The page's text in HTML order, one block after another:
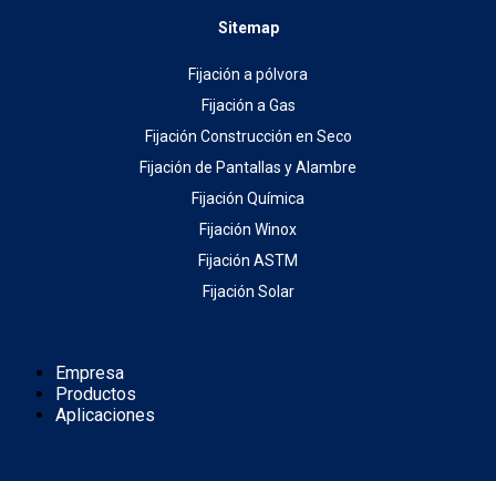
Sitemap
Fijación a pólvora
Fijación a Gas
Fijación Construcción en Seco
Fijación de Pantallas y Alambre
Fijación Química
Fijación Winox
Fijación ASTM
Fijación Solar
Empresa
Productos
Aplicaciones